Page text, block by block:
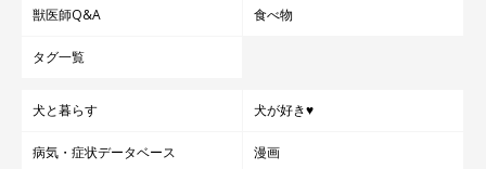
獣医師Q&A 食べ物
タグ一覧
犬と暮らす 犬が好き♥
病気・症状データベース 漫画